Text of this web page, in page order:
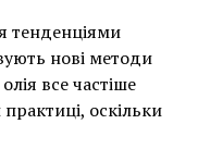
тенденціями
нові методи
все частіше
оскільки